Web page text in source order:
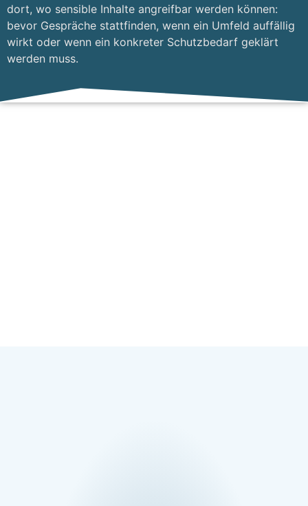
dort, wo sensible Inhalte angreifbar werden können:
bevor Gespräche stattfinden, wenn ein Umfeld auffällig
wirkt oder wenn ein konkreter Schutzbedarf geklärt
werden muss.